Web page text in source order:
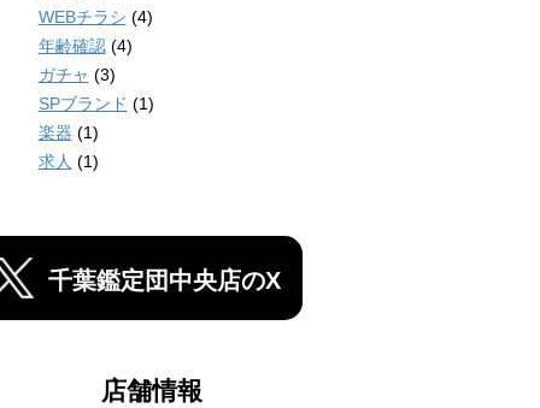
WEBチラシ (4)
年齢確認(4)
ガチャ (3)
SPブランド (1)
楽器 (1)
求人 (1)
千葉鑑定団中央店のX
店舗情報